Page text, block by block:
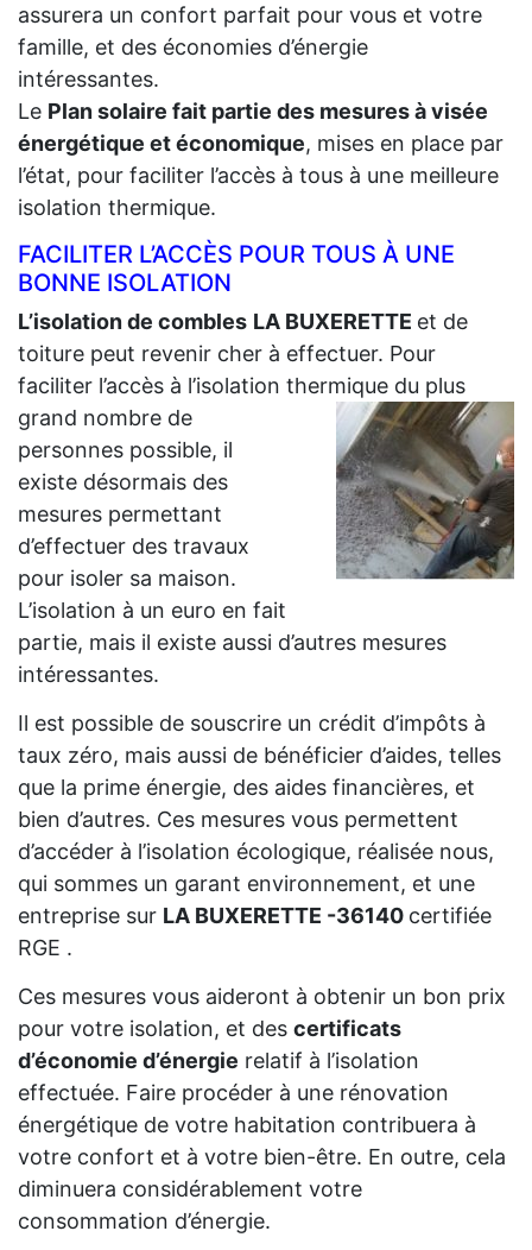
assurera un confort parfait pour vous et votre
famille, et des économies d’énergie
intéressantes.
Le Plan solaire fait partie des mesures à visée
énergétique et économique, mises en place par
l’état, pour faciliter l’accès à tous à une meilleure
isolation thermique.
FACILITER L’ACCÈS POUR TOUS À UNE
BONNE ISOLATION
L’isolation de combles LA BUXERETTE et de
toiture peut revenir cher à effectuer. Pour
faciliter l’accès à l’isolation thermique du plus
grand nombre de
personnes possible, il
existe désormais des
mesures permettant
d’effectuer des travaux
pour isoler sa maison.
L’isolation à un euro en fait
partie, mais il existe aussi d’autres mesures
intéressantes.
Il est possible de souscrire un crédit d’impôts à
taux zéro, mais aussi de bénéficier d’aides, telles
que la prime énergie, des aides financières, et
bien d’autres. Ces mesures vous permettent
d’accéder à l’isolation écologique, réalisée nous,
qui sommes un garant environnement, et une
entreprise sur LA BUXERETTE -36140 certifiée
RGE .
Ces mesures vous aideront à obtenir un bon prix
pour votre isolation, et des certificats
d’économie d’énergie relatif à l’isolation
effectuée. Faire procéder à une rénovation
énergétique de votre habitation contribuera à
votre confort et à votre bien-être. En outre, cela
diminuera considérablement votre
consommation d’énergie.